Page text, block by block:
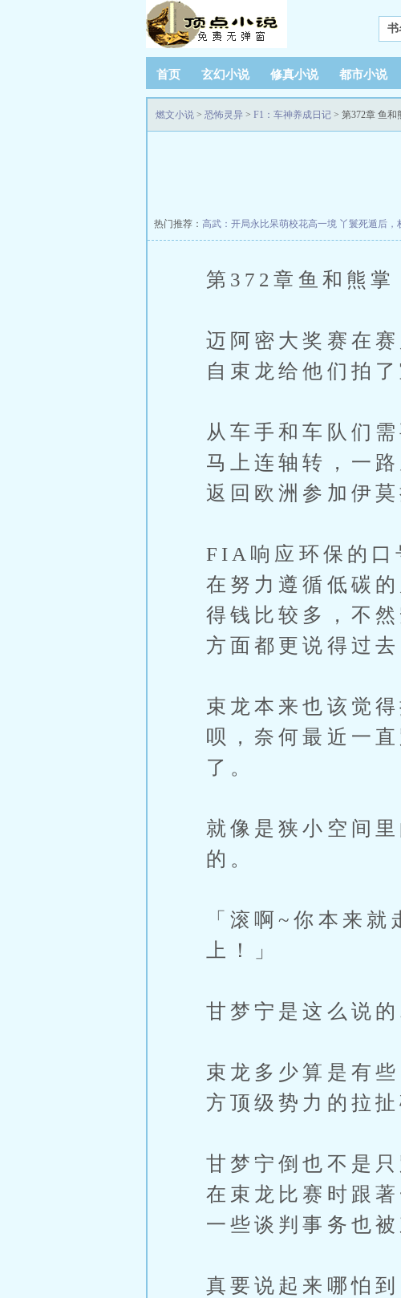
书
首页 玄幻小说 修真小说 都市小说
燃文小说 > 恐怖灵异 > F1：车神养成日记 > 第372章 鱼和
热门推荐： 高武：开局永比呆萌校花高一境 丫鬟死遁后，
第372章鱼和熊掌
迈阿密大奖赛在
自束龙给他们拍
从车手和车队们
马上连轴转，一
返回欧洲参加伊
FIA响应环保的口
在努力遵循低碳
得钱比较多，不
方面都更说得过去
束龙本来也该觉
呗，奈何最近一
了。
就像是狭小空间
的。
「滚啊~你本来
上！」
甘梦宁是这么说
束龙多少算是有
方顶级势力的拉
甘梦宁倒也不是
在束龙比赛时跟
一些谈判事务也
真要说起来哪怕